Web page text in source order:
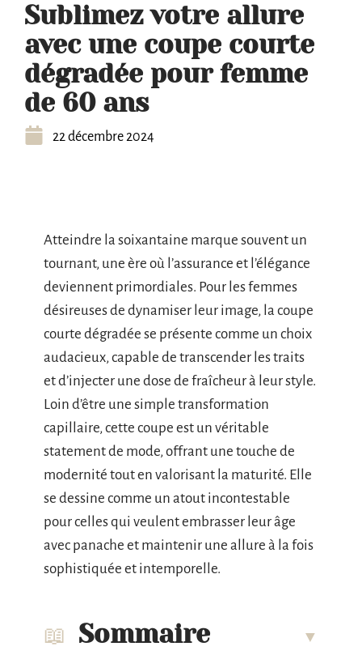
Sublimez votre allure
avec une coupe courte
dégradée pour femme
de 60 ans
22 décembre 2024
Atteindre la soixantaine marque souvent un
tournant, une ère où l’assurance et l’élégance
deviennent primordiales. Pour les femmes
désireuses de dynamiser leur image, la coupe
courte dégradée se présente comme un choix
audacieux, capable de transcender les traits
et d’injecter une dose de fraîcheur à leur style.
Loin d’être une simple transformation
capillaire, cette coupe est un véritable
statement de mode, offrant une touche de
modernité tout en valorisant la maturité. Elle
se dessine comme un atout incontestable
pour celles qui veulent embrasser leur âge
avec panache et maintenir une allure à la fois
sophistiquée et intemporelle.
Sommaire